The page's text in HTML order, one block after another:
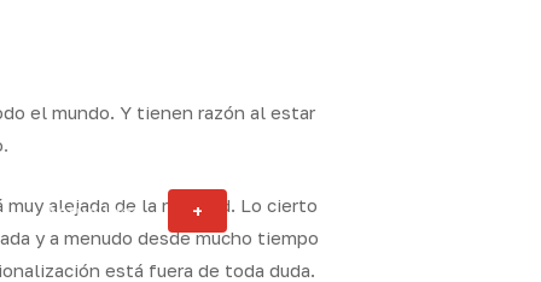
Actualidad +
el mundo. Y tienen razón al estar
alejada de la realidad. Lo cierto
y a menudo desde mucho tiempo
está fuera de toda duda.